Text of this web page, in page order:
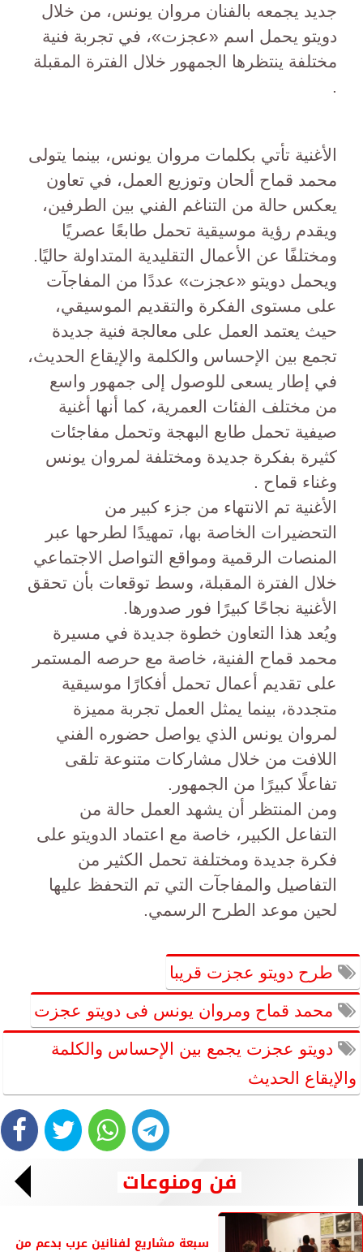
جديد يجمعه بالفنان مروان يونس، من خلال
دويتو يحمل اسم «عجزت»، في تجربة فنية
مختلفة ينتظرها الجمهور خلال الفترة المقبلة
.
الأغنية تأتي بكلمات مروان يونس، بينما يتولى
محمد قماح ألحان وتوزيع العمل، في تعاون
يعكس حالة من التناغم الفني بين الطرفين،
ويقدم رؤية موسيقية تحمل طابعًا عصريًا
ومختلفًا عن الأعمال التقليدية المتداولة حاليًا.
ويحمل دويتو «عجزت» عددًا من المفاجآت
على مستوى الفكرة والتقديم الموسيقي،
حيث يعتمد العمل على معالجة فنية جديدة
تجمع بين الإحساس والكلمة والإيقاع الحديث،
في إطار يسعى للوصول إلى جمهور واسع
من مختلف الفئات العمرية، كما أنها أغنية
صيفية تحمل طابع البهجة وتحمل مفاجئات
كثيرة بفكرة جديدة ومختلفة لمروان يونس
وغناء قماح .
الأغنية تم الانتهاء من جزء كبير من
التحضيرات الخاصة بها، تمهيدًا لطرحها عبر
المنصات الرقمية ومواقع التواصل الاجتماعي
خلال الفترة المقبلة، وسط توقعات بأن تحقق
الأغنية نجاحًا كبيرًا فور صدورها.
ويُعد هذا التعاون خطوة جديدة في مسيرة
محمد قماح الفنية، خاصة مع حرصه المستمر
على تقديم أعمال تحمل أفكارًا موسيقية
متجددة، بينما يمثل العمل تجربة مميزة
لمروان يونس الذي يواصل حضوره الفني
اللافت من خلال مشاركات متنوعة تلقى
تفاعلًا كبيرًا من الجمهور.
ومن المنتظر أن يشهد العمل حالة من
التفاعل الكبير، خاصة مع اعتماد الدويتو على
فكرة جديدة ومختلفة تحمل الكثير من
التفاصيل والمفاجآت التي تم التحفظ عليها
لحين موعد الطرح الرسمي.
طرح دويتو عجزت قريبا
محمد قماح ومروان يونس فى دويتو عجزت
دويتو عجزت يجمع بين الإحساس والكلمة
والإيقاع الحديث
فن ومنوعات
سبعة مشاريع لفنانين عرب بدعم من